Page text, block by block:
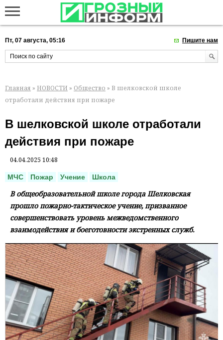
Пт, 07 августа, 05:16 Пишите нам
Главная » НОВОСТИ » Общество » В шелковской школе
отработали действия при пожаре
В шелковской школе отработали
действия при пожаре
04.04.2025 10:48
МЧС Пожар Учение Школа
В общеобразовательной школе города Шелковская
прошло пожарно-тактическое учение, призванное
совершенствовать уровень межведомственного
взаимодействия и боеготовности экстренных служб.